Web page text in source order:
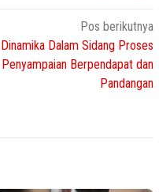
Pos berikutnya
Dinamika Dalam Sidang Proses
Penyampaian Berpendapat dan
Pandangan